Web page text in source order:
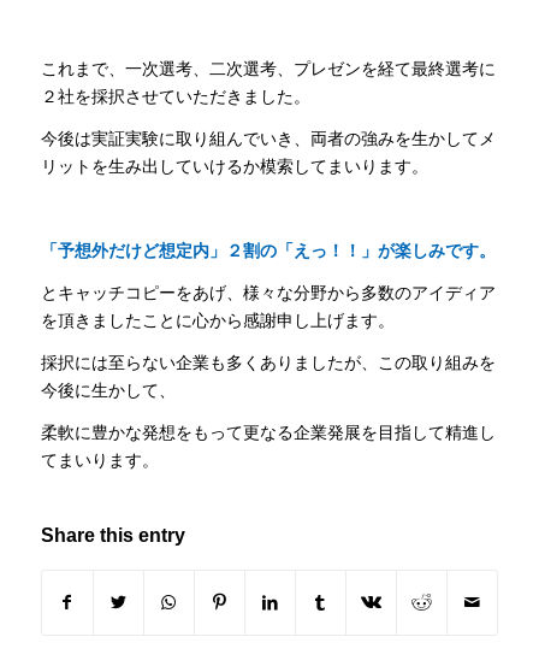
これまで、一次選考、二次選考、プレゼンを経て最終選考に
２社を採択させていただきました。
今後は実証実験に取り組んでいき、両者の強みを生かしてメ
リットを生み出していけるか模索してまいります。
「予想外だけど想定内」２割の「えっ！！」が楽しみです。
とキャッチコピーをあげ、様々な分野から多数のアイディア
を頂きましたことに心から感謝申し上げます。
採択には至らない企業も多くありましたが、この取り組みを
今後に生かして、
柔軟に豊かな発想をもって更なる企業発展を目指して精進し
てまいります。
Share this entry